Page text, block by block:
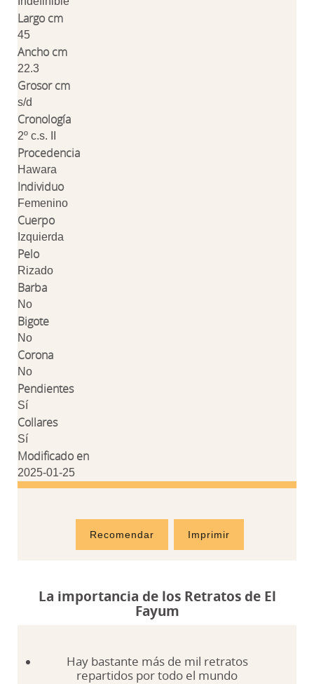
Largo cm
45
Ancho cm
22.3
Grosor cm
s/d
Cronología
2º c.s. II
Procedencia
Hawara
Individuo
Femenino
Cuerpo
Izquierda
Pelo
Rizado
Barba
No
Bigote
No
Corona
No
Pendientes
Sí
Collares
Sí
Modificado en
2025-01-25
Recomendar Imprimir
La importancia de los Retratos de El
Fayum
Hay bastante más de mil retratos
repartidos por todo el mundo